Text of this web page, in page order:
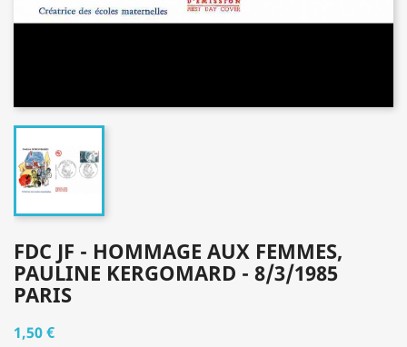
FDC JF - HOMMAGE AUX FEMMES,
PAULINE KERGOMARD - 8/3/1985
PARIS
1,50 €